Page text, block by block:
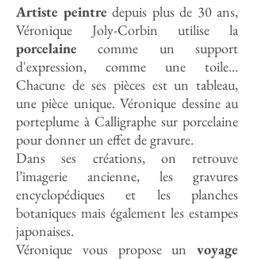
Artiste peintre depuis plus de 30 ans,
Véronique Joly-Corbin utilise la
porcelaine comme un support
d'expression, comme une toile...
Chacune de ses pièces est un tableau,
une pièce unique. Véronique dessine au
porteplume à Calligraphe sur porcelaine
pour donner un effet de gravure.
Dans ses créations, on retrouve
l’imagerie ancienne, les gravures
encyclopédiques et les planches
botaniques mais également les estampes
japonaises.
Véronique vous propose un voyage